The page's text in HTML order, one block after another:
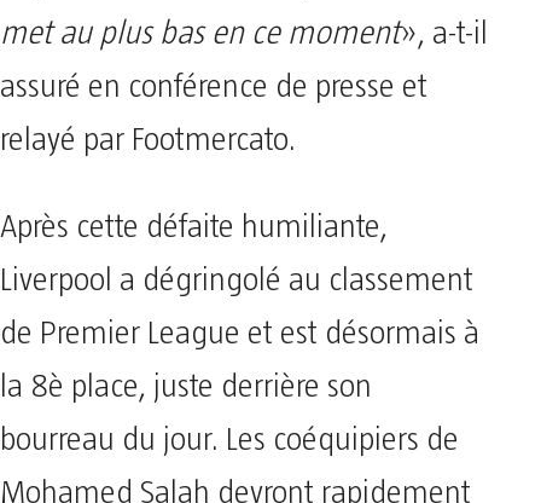
met au plus bas en ce moment», a-t-il
assuré en conférence de presse et
relayé par Footmercato.
Après cette défaite humiliante,
Liverpool a dégringolé au classement
de Premier League et est désormais à
la 8è place, juste derrière son
bourreau du jour. Les coéquipiers de
Mohamed Salah devront rapidement